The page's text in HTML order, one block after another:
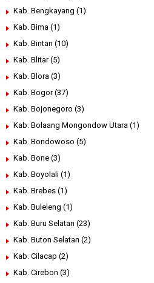
Kab. Bengkayang (1)
Kab. Bima (1)
Kab. Bintan (10)
Kab. Blitar (5)
Kab. Blora (3)
Kab. Bogor (37)
Kab. Bojonegoro (3)
Kab. Bolaang Mongondow Utara (1)
Kab. Bondowoso (5)
Kab. Bone (3)
Kab. Boyolali (1)
Kab. Brebes (1)
Kab. Buleleng (1)
Kab. Buru Selatan (23)
Kab. Buton Selatan (2)
Kab. Cilacap (2)
Kab. Cirebon (3)